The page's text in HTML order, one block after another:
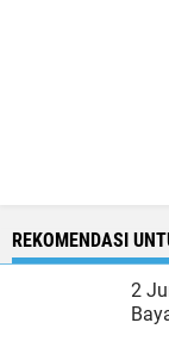
REKOMENDASI
2